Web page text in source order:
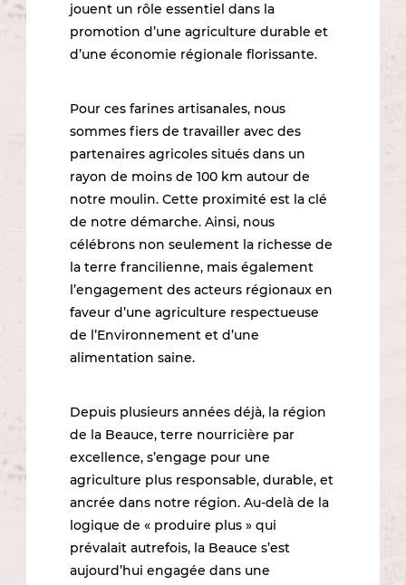
jouent un rôle essentiel dans la
promotion d’une agriculture durable et
d’une économie régionale florissante.
Pour ces farines artisanales, nous
sommes fiers de travailler avec des
partenaires agricoles situés dans un
rayon de moins de 100 km autour de
notre moulin. Cette proximité est la clé
de notre démarche. Ainsi, nous
célébrons non seulement la richesse de
la terre francilienne, mais également
l’engagement des acteurs régionaux en
faveur d’une agriculture respectueuse
de l’Environnement et d’une
alimentation saine.
Depuis plusieurs années déjà, la région
de la Beauce, terre nourricière par
excellence, s’engage pour une
agriculture plus responsable, durable, et
ancrée dans notre région. Au-delà de la
logique de « produire plus » qui
prévalait autrefois, la Beauce s’est
aujourd’hui engagée dans une